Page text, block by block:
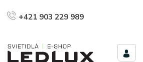
+421 903 229 989